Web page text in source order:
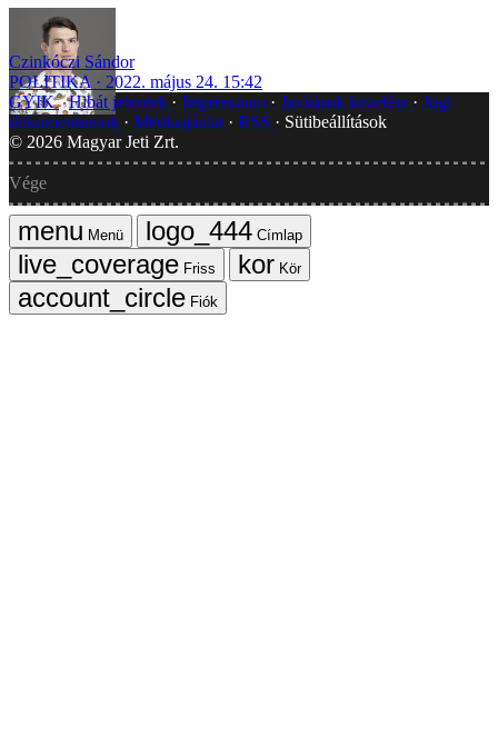
Czinkóczi Sándor
POLITIKA
2022. május 24. 15:42
GYIK Hibát jelentek Impresszum Javítások kezelése
Jogi
dokumentumok
Médiaajánlat RSS
Sütibeállítások
© 2026 Magyar Jeti Zrt.
Vége
Menü
Címlap
Friss
Kör
Fiók